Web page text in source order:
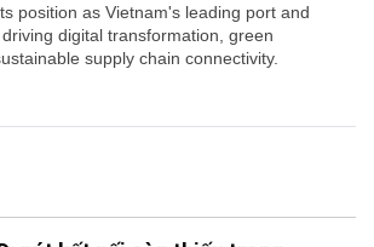
position as Vietnam's leading port and
digital transformation, green
supply chain connectivity.